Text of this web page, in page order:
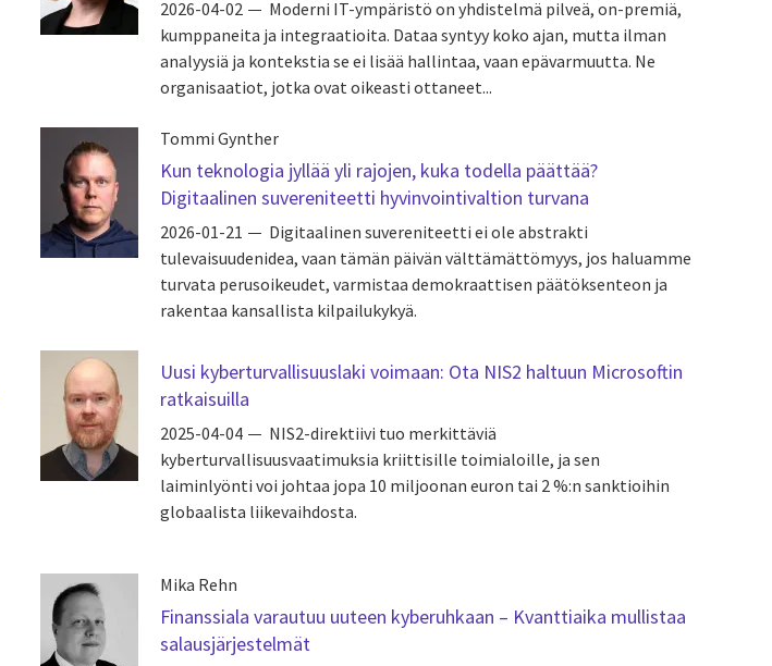
2026-04-02
Moderni IT-ympäristö on yhdistelmä pilveä, on-premiä,
kumppaneita ja integraatioita. Dataa syntyy koko ajan, mutta ilman
analyysiä ja kontekstia se ei lisää hallintaa, vaan epävarmuutta. Ne
organisaatiot, jotka ovat oikeasti ottaneet...
Tommi Gynther
Kun teknologia jyllää yli rajojen, kuka todella päättää?
Digitaalinen suvereniteetti hyvinvointivaltion turvana
2026-01-21
Digitaalinen suvereniteetti ei ole abstrakti
tulevaisuudenidea, vaan tämän päivän välttämättömyys, jos haluamme
turvata perusoikeudet, varmistaa demokraattisen päätöksenteon ja
rakentaa kansallista kilpailukykyä.
Uusi kyberturvallisuuslaki voimaan: Ota NIS2 haltuun Microsoftin
ratkaisuilla
2025-04-04
NIS2-direktiivi tuo merkittäviä
kyberturvallisuusvaatimuksia kriittisille toimialoille, ja sen
laiminlyönti voi johtaa jopa 10 miljoonan euron tai 2 %:n sanktioihin
globaalista liikevaihdosta.
Mika Rehn
Finanssiala varautuu uuteen kyberuhkaan – Kvanttiaika mullistaa
salausjärjestelmät